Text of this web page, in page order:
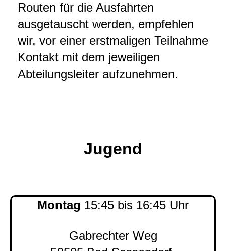
Routen für die Ausfahrten
ausgetauscht werden, empfehlen
wir, vor einer erstmaligen Teilnahme
Kontakt mit dem jeweiligen
Abteilungsleiter aufzunehmen.
Jugend
Montag 15:45 bis 16:45 Uhr
Gabrechter Weg